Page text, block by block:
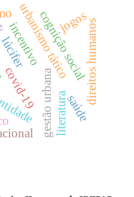
covid-19 gestão urbana
urbanismo tático
cognição socialdireitos humanos
lúcifer
literaturasaúde
jogos
incentivo